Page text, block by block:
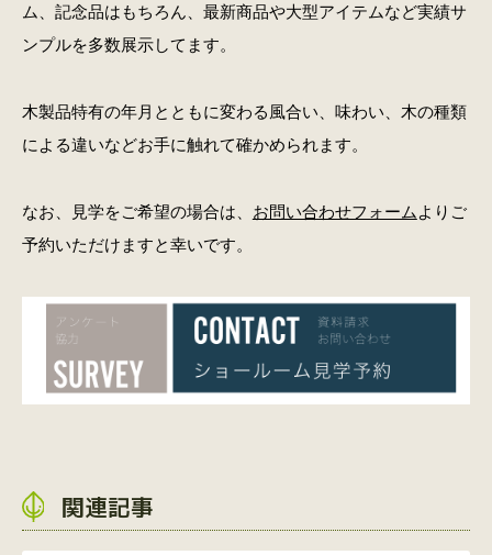
ム、記念品はもちろん、最新商品や大型アイテムなど実績サ
ンプルを多数展示してます。
木製品特有の年月とともに変わる風合い、味わい、木の種類
による違いなどお手に触れて確かめられます。
なお、見学をご希望の場合は、 お問い合わせフォームよりご
予約いただけますと幸いです。
関連記事